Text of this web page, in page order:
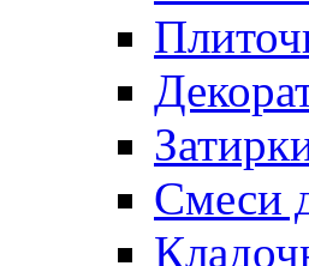
Смеси